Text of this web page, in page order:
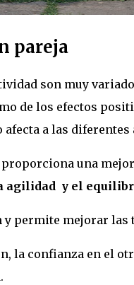
pareja
son muy
de los efectos
a las diferentes
una
agilidad y el
permite mejorar las
la confianza en el